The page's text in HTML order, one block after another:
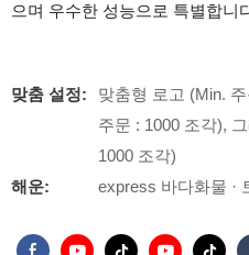
으며 우수한 성능으로 특별합니
맞춤 설정:
맞춤형 로고 (Min.
주문 : 1000 조각),
1000 조각)
해운:
express 바다화물 ·